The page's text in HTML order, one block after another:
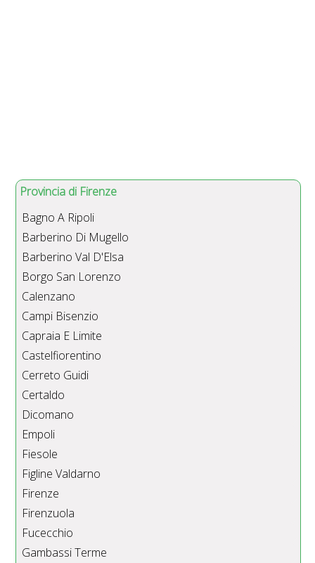
Provincia di Firenze
Bagno A Ripoli
Barberino Di Mugello
Barberino Val D'Elsa
Borgo San Lorenzo
Calenzano
Campi Bisenzio
Capraia E Limite
Castelfiorentino
Cerreto Guidi
Certaldo
Dicomano
Empoli
Fiesole
Figline Valdarno
Firenze
Firenzuola
Fucecchio
Gambassi Terme